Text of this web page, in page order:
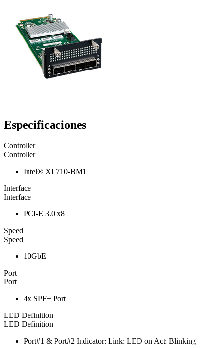
Especificaciones
Controller
Controller
Intel® XL710-BM1
Interface
Interface
PCI-E 3.0 x8
Speed
Speed
10GbE
Port
Port
4x SPF+ Port
LED Definition
LED Definition
Port#1 & Port#2 Indicator: Link: LED on Act: Blinking